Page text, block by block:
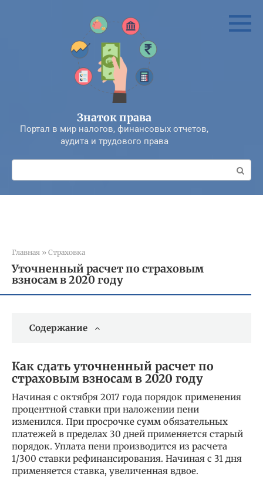
Знаток права
Портал в мир налогов, финансовых отчетов,
аудита и трудового права
Поиск:
Главная » Страховка
Уточненный расчет по страховым
взносам в 2020 году
Содержание
Как сдать уточненный расчет по
страховым взносам в 2020 году
Начиная с октября 2017 года порядок применения
процентной ставки при наложении пени
изменился. При просрочке сумм обязательных
платежей в пределах 30 дней применяется старый
порядок. Уплата пени производится из расчета
1/300 ставки рефинансирования. Начиная с 31 дня
применяется ставка, увеличенная вдвое.